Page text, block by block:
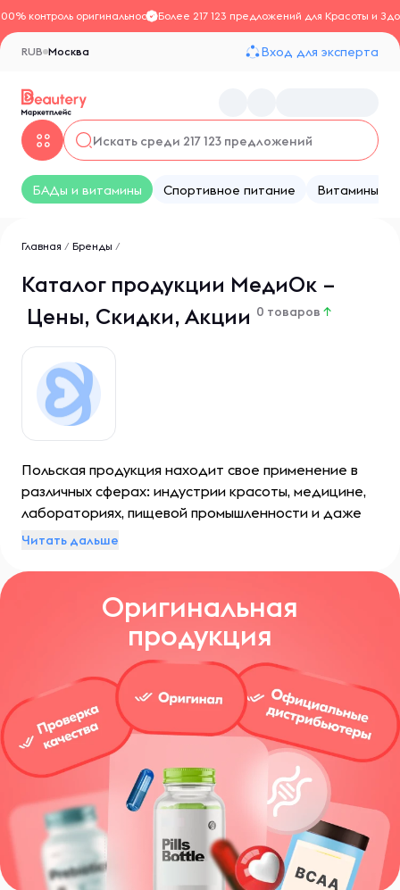
контроль оригинальностиБолее 217 123 предложений для Красоты и
Москва
RUB Вход для эксперта
БАДы и витамины Спортивное питание Витамины
Главная / Бренды /
Каталог продукции МедиОк –
Цены, Скидки, Акции 0 товаров ↑
Польская продукция находит свое применение в
различных сферах: индустрии красоты, медицине,
лабораториях, пищевой промышленности и даже
клининге. На данный момент продукты бренда
Читать дальше
Оригинальная
продукция